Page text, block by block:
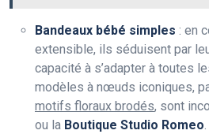
Bandeaux bébé simples : en
extensible, ils séduisent par
capacité à s’adapter à toutes
modèles à nœuds iconiques,
motifs floraux brodés, sont
ou la Boutique Studio Romeo.